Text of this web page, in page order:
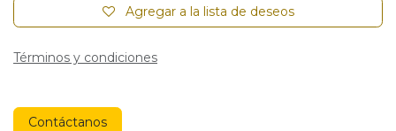
Agregar a la lista de deseos
Términos y condiciones
Contáctanos